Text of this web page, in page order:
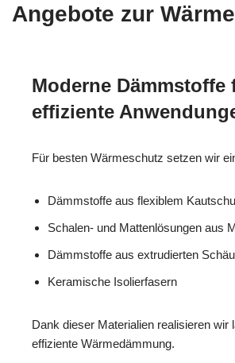
Angebote zur
Moderne Dämmstoffe
effiziente
Für besten Wärmeschutz setzen wir
Dämmstoffe aus flexiblem
Schalen- und Mattenlösungen aus
Dämmstoffe aus extrudierten
Keramische Isolierfasern
Dank dieser Materialien realisieren wir
effiziente Wärmedämmung.